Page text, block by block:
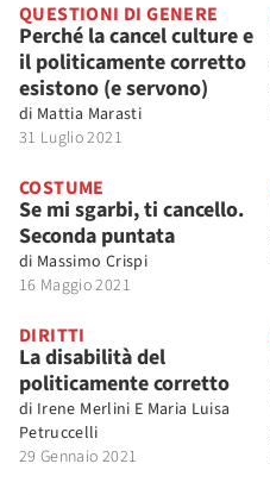
QUESTIONI DI GENERE
Perché la cancel culture e
il politicamente corretto
esistono (e servono)
di Mattia Marasti
31 Luglio 2021
COSTUME
Se mi sgarbi, ti cancello.
Seconda puntata
di Massimo Crispi
16 Maggio 2021
DIRITTI
La disabilità del
politicamente corretto
di Irene Merlini E Maria Luisa
Petruccelli
29 Gennaio 2021